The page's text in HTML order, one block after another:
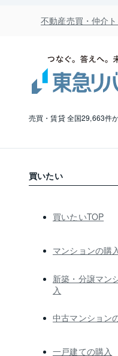
不動産売買・仲介
売買・賃貸 全国29,663件
買いたい
買いたいTOP
マンションの購
新築・分譲マン
入
中古マンション
一戸建ての購入